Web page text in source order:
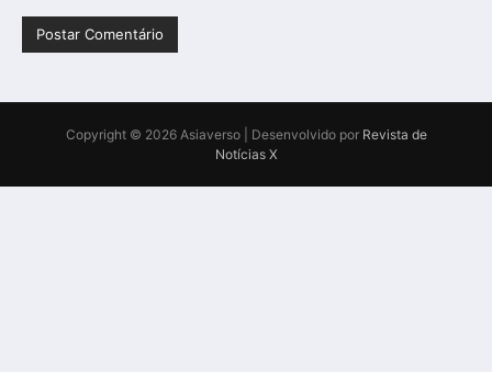
Copyright © 2026 Asiaverso | Desenvolvido por Revista de
Notícias X